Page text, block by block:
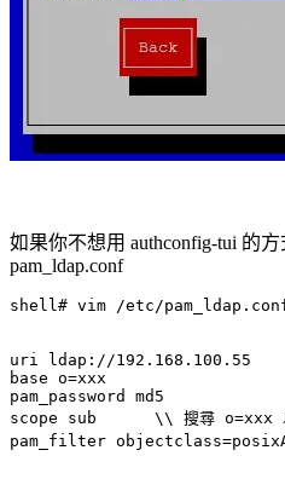
如果你不想用 authconfig-tui 的
pam_ldap.conf
shell# vim /etc/
uri ldap://192.168.100.55
base o=xxx
pam_password md5
scope sub      \\ 搜尋 o=xxx 以